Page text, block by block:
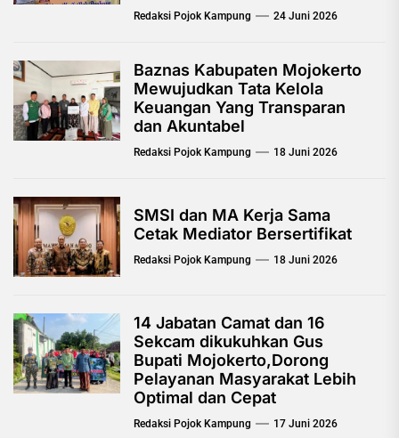
Redaksi Pojok Kampung 24 Juni 2026
Baznas Kabupaten Mojokerto
Mewujudkan Tata Kelola
Keuangan Yang Transparan
dan Akuntabel
Redaksi Pojok Kampung 18 Juni 2026
SMSI dan MA Kerja Sama
Cetak Mediator Bersertifikat
Redaksi Pojok Kampung 18 Juni 2026
14 Jabatan Camat dan 16
Sekcam dikukuhkan Gus
Bupati Mojokerto,Dorong
Pelayanan Masyarakat Lebih
Optimal dan Cepat
Redaksi Pojok Kampung 17 Juni 2026